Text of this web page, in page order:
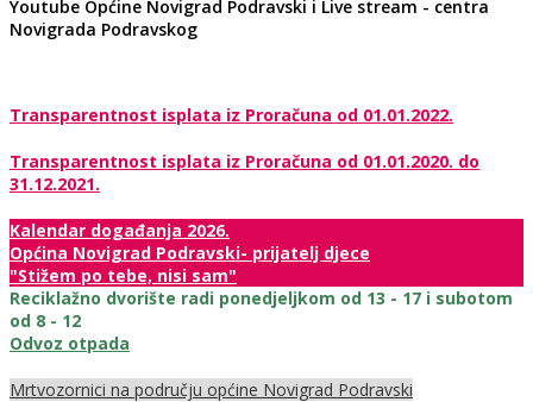
Youtube Općine Novigrad Podravski i Live stream - centra
Novigrada Podravskog
Transparentnost isplata iz Proračuna od 01.01.2022.
Transparentnost isplata iz Proračuna od 01.01.2020. do
31.12.2021.
Kalendar događanja 2026.
Općina Novigrad Podravski- prijatelj djece
"Stižem po tebe, nisi sam"
Reciklažno dvorište radi ponedjeljkom od 13 - 17 i subotom
od 8 - 12
Odvoz otpada
Mrtvozornici na području općine Novigrad Podravski